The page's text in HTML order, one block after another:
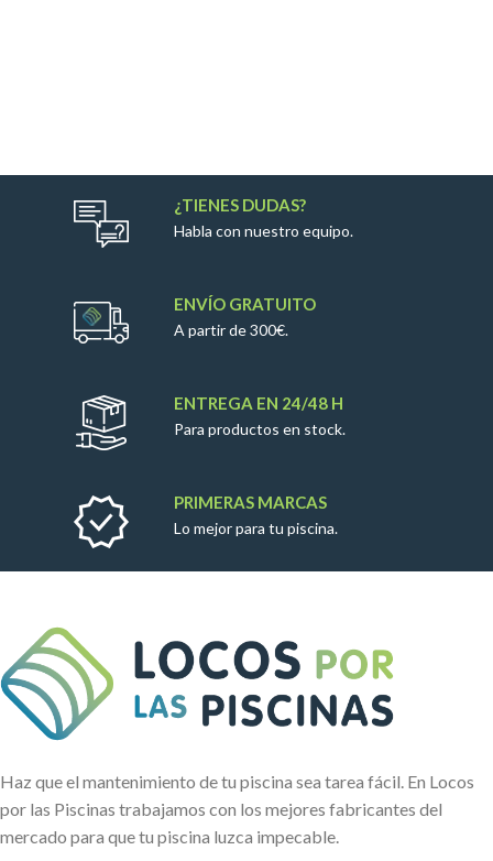
¿TIENES DUDAS?
Habla con nuestro equipo.
ENVÍO GRATUITO
A partir de 300€.
ENTREGA EN 24/48 H
Para productos en stock.
PRIMERAS MARCAS
Lo mejor para tu piscina.
Haz que el mantenimiento de tu piscina sea tarea fácil. En Locos
por las Piscinas trabajamos con los mejores fabricantes del
mercado para que tu piscina luzca impecable.